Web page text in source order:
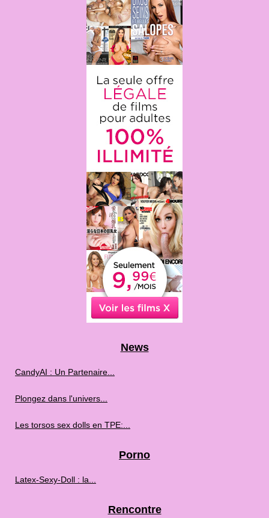
News
CandyAI : Un Partenaire...
Plongez dans l'univers...
Les torsos sex dolls en TPE:...
Porno
Latex-Sexy-Doll : la...
Rencontre